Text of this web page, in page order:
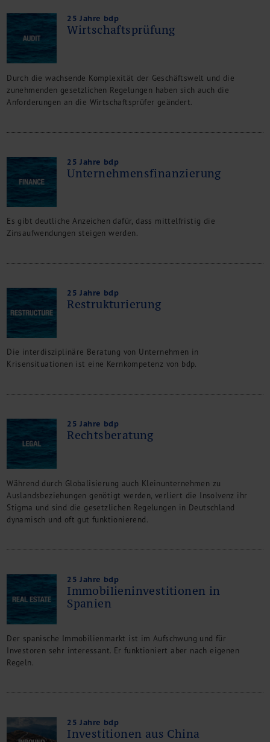
25 Jahre bdp
Wirtschaftsprüfung
Durch die wachsende Komplexität der Geschäftswelt und die
zunehmenden gesetzlichen Regelungen haben sich auch die
Anforderungen an die Wirtschaftsprüfer geändert.
25 Jahre bdp
Unternehmensfinanzierung
Es gibt deutliche Anzeichen dafür, dass mittelfristig die
Zinsaufwendungen steigen werden.
25 Jahre bdp
Restrukturierung
Die interdisziplinäre Beratung von Unternehmen in
Krisensituationen ist eine Kernkompetenz von bdp.
25 Jahre bdp
Rechtsberatung
Während durch Globalisierung auch Kleinunternehmen zu
Auslandsbeziehungen genötigt werden, verliert die Insolvenz ihr
Stigma und sind die gesetzlichen Regelungen in Deutschland
dynamisch und oft gut funktionierend.
25 Jahre bdp
Immobilieninvestitionen in
Spanien
Der spanische Immobilienmarkt ist im Aufschwung und für
Investoren sehr interessant. Er funktioniert aber nach eigenen
Regeln.
25 Jahre bdp
Investitionen aus China